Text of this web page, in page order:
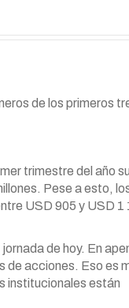
de los primeros
trimestre del año
Pese a esto,
USD 905 y USD 1
de hoy. En
de acciones. Eso es
institucionales están